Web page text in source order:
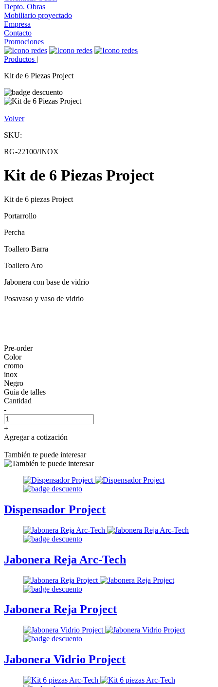
Depto. Obras
Mobiliario proyectado
Empresa
Contacto
Promociones
Productos |
Kit de 6 Piezas Project
Volver
SKU:
RG-22100/INOX
Kit de 6 Piezas Project
Kit de 6 piezas Project
Portarrollo
Percha
Toallero Barra
Toallero Aro
Jabonera con base de vidrio
Posavaso y vaso de vidrio
Pre-order
Color
cromo
inox
Negro
Guía de talles
Cantidad
-
+
Agregar a cotización
También te puede interesar
Dispensador Project
Jabonera Reja Arc-Tech
Jabonera Reja Project
Jabonera Vidrio Project